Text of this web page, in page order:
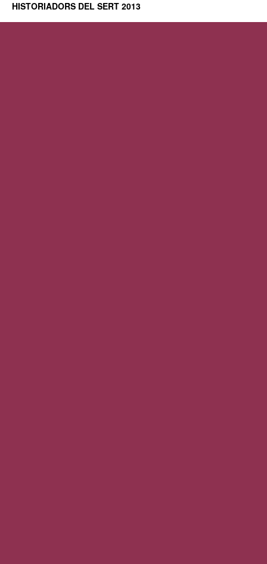
HISTORIADORS DEL SERT 2013